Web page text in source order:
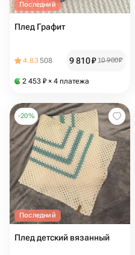
Последний
Плед Графит
4.83508 9 810₽ 10 900₽
2 453 ₽ × 4 платежа
-20%
Последний
Плед детский вязанный